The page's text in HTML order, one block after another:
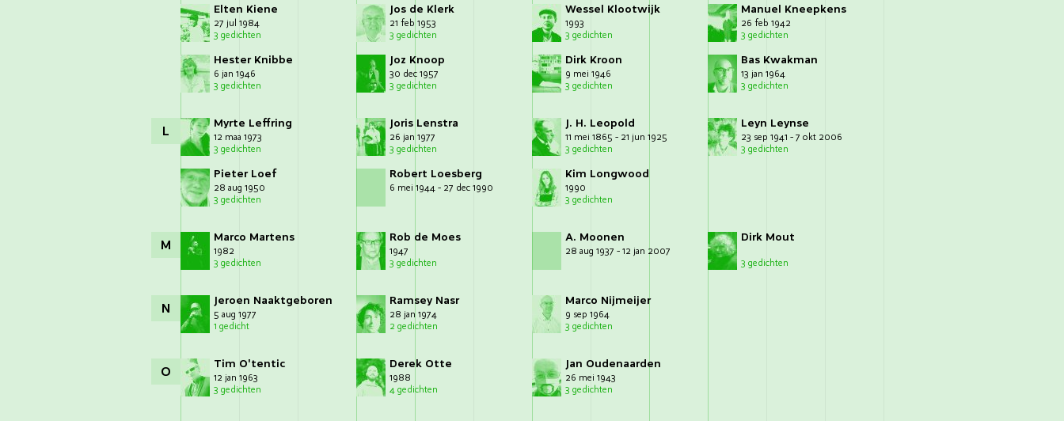
Elten Kiene
27 jul 1984
3 gedichten
Jos de Klerk
21 feb 1953
3 gedichten
Wessel Klootwijk
1993
3 gedichten
Manuel Kneepkens
26 feb 1942
3 gedichten
Hester Knibbe
6 jan 1946
3 gedichten
Joz Knoop
30 dec 1957
3 gedichten
Dirk Kroon
9 mei 1946
3 gedichten
Bas Kwakman
13 jan 1964
3 gedichten
L Myrte Leffring
12 maa 1973
3 gedichten
Joris Lenstra
26 jan 1977
3 gedichten
J. H. Leopold
11 mei 1865 - 21 jun 1925
3 gedichten
Leyn Leynse
23 sep 1941 - 7 okt 2006
3 gedichten
Pieter Loef
28 aug 1950
3 gedichten
Robert Loesberg
6 mei 1944 - 27 dec 1990
Kim Longwood
1990
3 gedichten
M Marco Martens
1982
3 gedichten
Rob de Moes
1947
3 gedichten
A. Moonen
28 aug 1937 - 12 jan 2007
Dirk Mout
3 gedichten
N Jeroen Naaktgeboren
5 aug 1977
1 gedicht
Ramsey Nasr
28 jan 1974
2 gedichten
Marco Nijmeijer
9 sep 1964
3 gedichten
O Tim O'tentic
12 jan 1963
3 gedichten
Derek Otte
1988
4 gedichten
Jan Oudenaarden
26 mei 1943
3 gedichten